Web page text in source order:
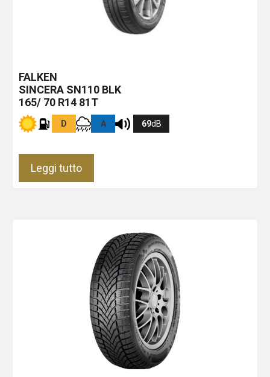
FALKEN
SINCERA SN110 BLK
165/ 70 R14 81T
D A 69dB
Leggi tutto